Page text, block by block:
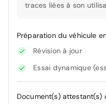
traces liées à son
Préparation du véhicule
Révision à jour
Essai dynamique
Document(s) attestant(s)